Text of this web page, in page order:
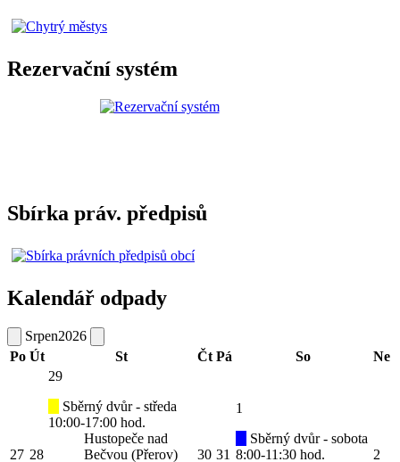
Rezervační systém
Sbírka práv. předpisů
Kalendář odpady
Srpen2026
Po Út St Čt Pá So Ne
27 28
29
Sběrný dvůr - středa
10:00-17:00 hod.
Hustopeče nad
Bečvou (Přerov)
30 31
1
Sběrný dvůr - sobota
8:00-11:30 hod.
2